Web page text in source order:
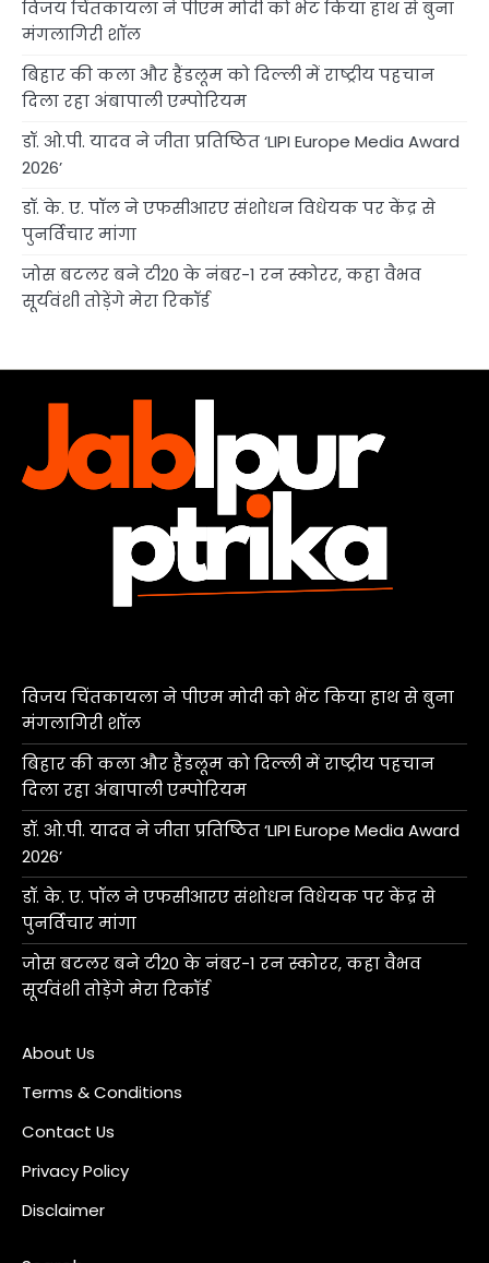
विजय चिंतकायला ने पीएम मोदी को भेंट किया हाथ से बुना
मंगलागिरी शॉल
बिहार की कला और हैंडलूम को दिल्ली में राष्ट्रीय पहचान
दिला रहा अंबापाली एम्पोरियम
डॉ. ओ.पी. यादव ने जीता प्रतिष्ठित ‘LIPI Europe Media Award
2026’
डॉ. के. ए. पॉल ने एफसीआरए संशोधन विधेयक पर केंद्र से
पुनर्विचार मांगा
जोस बटलर बने टी20 के नंबर-1 रन स्कोरर, कहा वैभव
सूर्यवंशी तोड़ेंगे मेरा रिकॉर्ड
विजय चिंतकायला ने पीएम मोदी को भेंट किया हाथ से बुना
मंगलागिरी शॉल
बिहार की कला और हैंडलूम को दिल्ली में राष्ट्रीय पहचान
दिला रहा अंबापाली एम्पोरियम
डॉ. ओ.पी. यादव ने जीता प्रतिष्ठित ‘LIPI Europe Media Award
2026’
डॉ. के. ए. पॉल ने एफसीआरए संशोधन विधेयक पर केंद्र से
पुनर्विचार मांगा
जोस बटलर बने टी20 के नंबर-1 रन स्कोरर, कहा वैभव
सूर्यवंशी तोड़ेंगे मेरा रिकॉर्ड
About Us
Terms & Conditions
Contact Us
Privacy Policy
Disclaimer